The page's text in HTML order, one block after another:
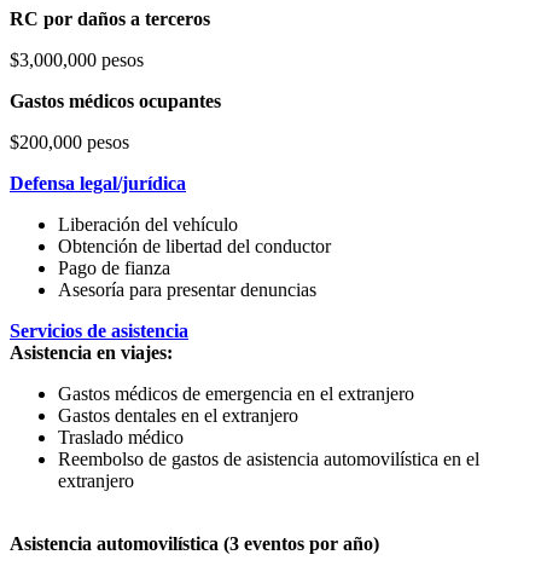
RC por daños a terceros
$3,000,000 pesos
Gastos médicos ocupantes
$200,000 pesos
Defensa legal/jurídica
Liberación del vehículo
Obtención de libertad del conductor
Pago de fianza
Asesoría para presentar denuncias
Servicios de asistencia
Asistencia en viajes:
Gastos médicos de emergencia en el extranjero
Gastos dentales en el extranjero
Traslado médico
Reembolso de gastos de asistencia automovilística en el
extranjero
Asistencia automovilística (3 eventos por año)